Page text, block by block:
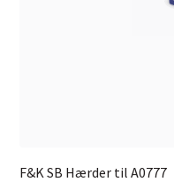
F&K SB Hærder til A0777